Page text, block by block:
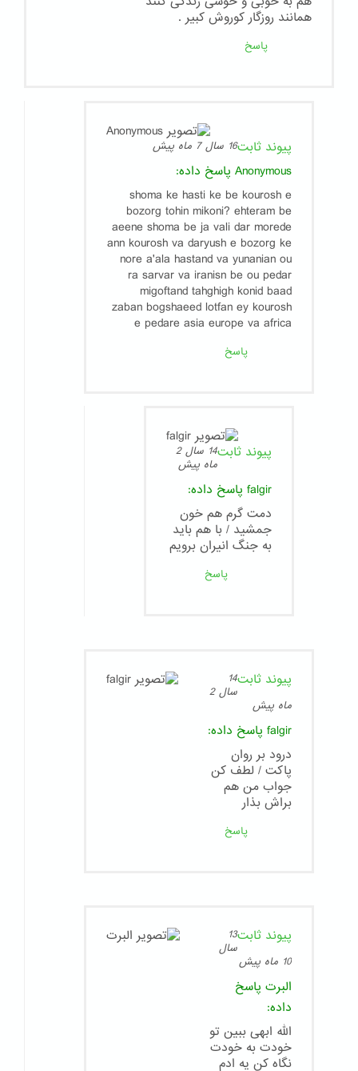
همانند روزگار کوروش کبیر .
پاسخ
پیوند ثابت16 سال 7 ماه پیش
Anonymous پاسخ داده:
shoma ke hasti ke be kourosh e
bozorg tohin mikoni? ehteram be
aeene shoma be ja vali dar morede
ann kourosh va daryush e bozorg ke
nore a'ala hastand va yunanian ou
ra sarvar va iranisn be ou pedar
migoftand tahghigh konid baad
zaban bogshaeed lotfan ey kourosh
e pedare asia europe va africa
پاسخ
پیوند ثابت
14 سال 2
ماه پیش
falgir پاسخ داده:
دمت گرم هم خون
جمشید / با هم باید
به جنگ انیران برویم
پاسخ
پیوند ثابت14
سال 2
ماه پیش
falgir پاسخ داده:
درود بر روان
پاکت / لطف کن
جواب من هم
براش بذار
پاسخ
پیوند ثابت13
سال
10 ماه پیش
البرت پاسخ
داده:
الله ابهی ببین تو
خودت به خودت
نگاه کن یه ادم